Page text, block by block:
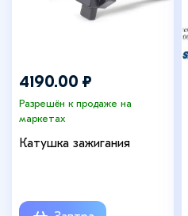
4190.00 ₽
Разрешён к продаже на
маркетах
Катушка зажигания